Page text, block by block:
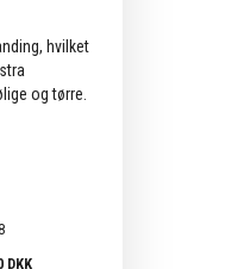
hvilket
og tørre.
DKK